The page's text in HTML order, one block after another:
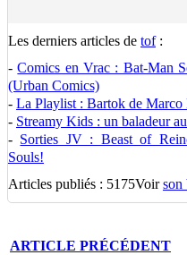
Les derniers articles de tof:
-Comics en Vrac : Bat-Man
(Urban Comics)
- La Playlist : Bartok de
- Streamy Kids : un baladeur
- Sorties JV : Beast of
Souls!
Articles publiés : 5175Voirson
ARTICLE PRÉCÉDENT